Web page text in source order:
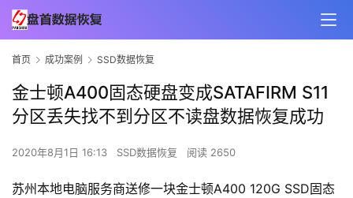
首页 成功案例 SSD数据恢复
金士顿A400固态硬盘变成SATAFIRM S11
分区丢失找不到分区不读盘数据恢复成功
2020年8月1日 16:13 SSD数据恢复 阅读 2650
苏州本地电脑服务商送修一块金士顿A400 120G SSD固态